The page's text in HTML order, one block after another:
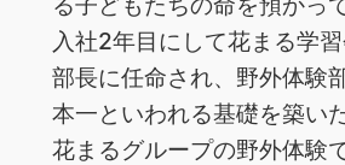
入社2年目にして花まる学
部長に任命され、野外体験
本一といわれる基礎を築いた
花まるグループの野外体験